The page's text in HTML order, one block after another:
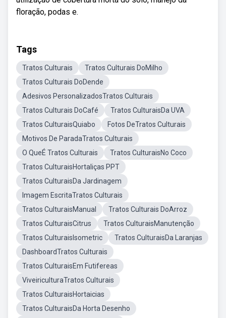
floração, podas e.
Tags
Tratos Culturais
Tratos Culturais DoMilho
Tratos Culturais DoDende
Adesivos PersonalizadosTratos Culturais
Tratos Culturais DoCafé
Tratos CulturaisDa UVA
Tratos CulturaisQuiabo
Fotos DeTratos Culturais
Motivos De ParadaTratos Culturais
O QueÉ Tratos Culturais
Tratos CulturaisNo Coco
Tratos CulturaisHortaliças PPT
Tratos CulturaisDa Jardinagem
Imagem EscritaTratos Culturais
Tratos CulturaisManual
Tratos Culturais DoArroz
Tratos CulturaisCitrus
Tratos CulturaisManutenção
Tratos CulturaisIsometric
Tratos CulturaisDa Laranjas
DashboardTratos Culturais
Tratos CulturaisEm Futifereas
ViveiriculturaTratos Culturais
Tratos CulturaisHortaicias
Tratos CulturaisDa Horta Desenho